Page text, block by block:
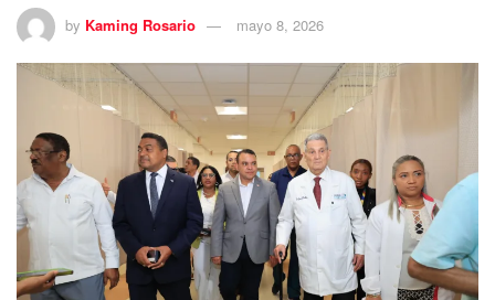
by Kaming Rosario mayo 8, 2026